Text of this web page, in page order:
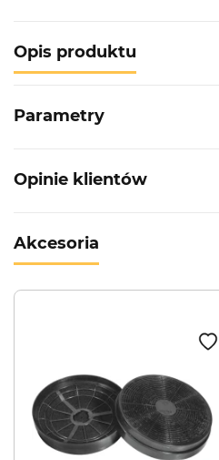
Opis produktu
Parametry
Opinie klientów
Akcesoria